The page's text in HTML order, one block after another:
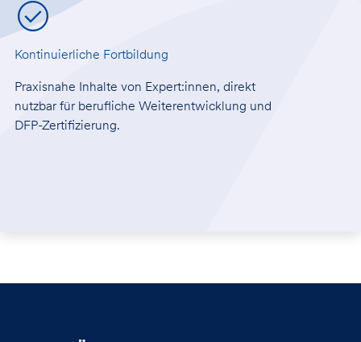
Kontinuierliche Fortbildung
Praxisnahe Inhalte von Expert:innen, direkt
nutzbar für berufliche Weiterentwicklung und
DFP-Zertifizierung.